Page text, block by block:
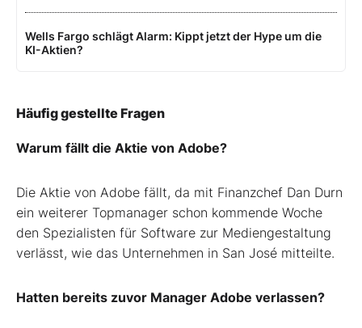
Wells Fargo schlägt Alarm: Kippt jetzt der Hype um die
KI-Aktien?
Häufig gestellte Fragen
Warum fällt die Aktie von Adobe?
Die Aktie von Adobe fällt, da mit Finanzchef Dan Durn
ein weiterer Topmanager schon kommende Woche
den Spezialisten für Software zur Mediengestaltung
verlässt, wie das Unternehmen in San José mitteilte.
Hatten bereits zuvor Manager Adobe verlassen?